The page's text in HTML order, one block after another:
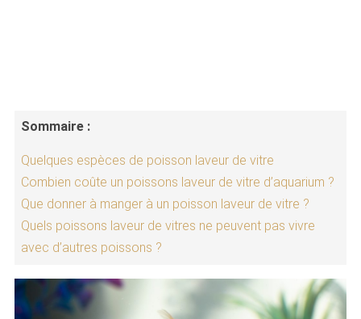
Sommaire :
Quelques espèces de poisson laveur de vitre
Combien coûte un poissons laveur de vitre d’aquarium ?
Que donner à manger à un poisson laveur de vitre ?
Quels poissons laveur de vitres ne peuvent pas vivre
avec d’autres poissons ?